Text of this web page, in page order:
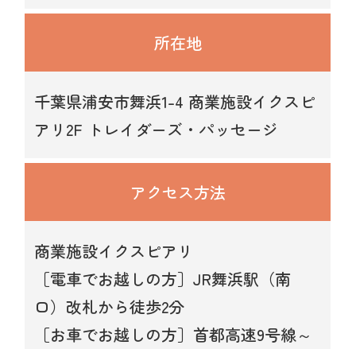
所在地
千葉県浦安市舞浜1-4 商業施設イクスピ
アリ2F トレイダーズ・パッセージ
アクセス方法
商業施設イクスピアリ
［電車でお越しの方］JR舞浜駅（南
口）改札から徒歩2分
［お車でお越しの方］首都高速9号線～